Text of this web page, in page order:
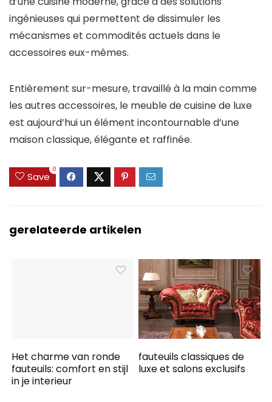
ingénieuses qui permettent de dissimuler les
mécanismes et commodités actuels dans le
accessoires eux-mêmes.
Entièrement sur-mesure, travaillé à la main comme
les autres accessoires, le meuble de cuisine de luxe
est aujourd’hui un élément incontournable d’une
maison classique, élégante et raffinée.
Save
0
gerelateerde artikelen
Het charme van ronde
fauteuils: comfort en stijl
in je interieur
fauteuils classiques de
luxe et salons exclusifs